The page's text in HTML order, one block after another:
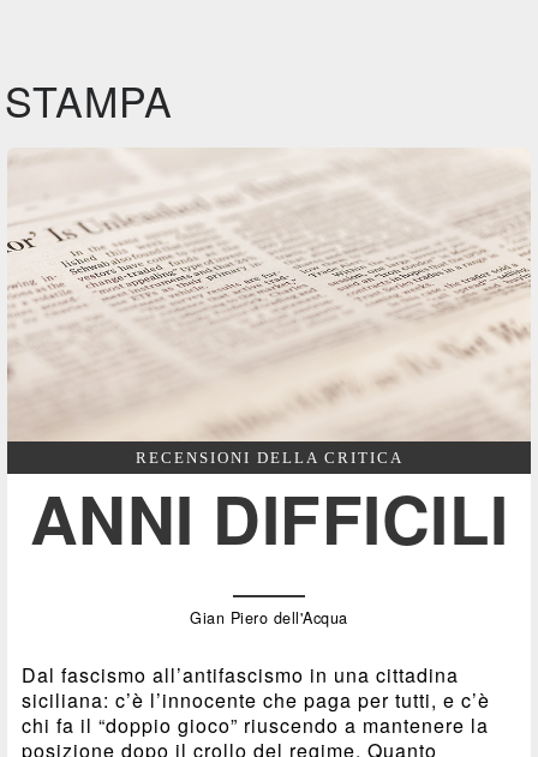
STAMPA
RECENSIONI DELLA CRITICA
ANNI DIFFICILI
Gian Piero dell'Acqua
Dal fascismo all’antifascismo in una cittadina
siciliana: c’è l’innocente che paga per tutti, e c’è
chi fa il “doppio gioco” riuscendo a mantenere la
posizione dopo il crollo del regime. Quanto